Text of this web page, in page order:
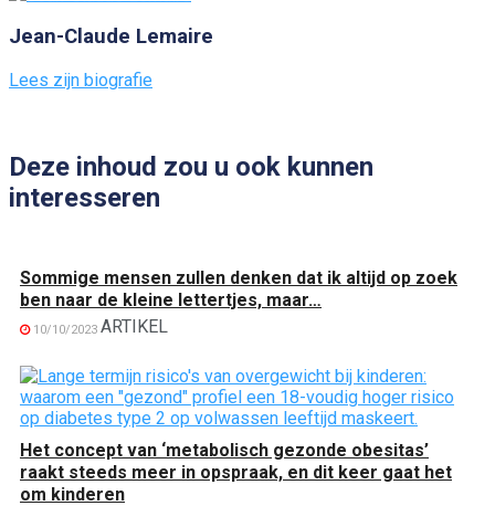
Jean-Claude Lemaire
Lees zijn biografie
Deze inhoud zou u ook kunnen
interesseren
Sommige mensen zullen denken dat ik altijd op zoek
ben naar de kleine lettertjes, maar…
10/10/2023 ARTIKEL
Het concept van ‘metabolisch gezonde obesitas’
raakt steeds meer in opspraak, en dit keer gaat het
om kinderen